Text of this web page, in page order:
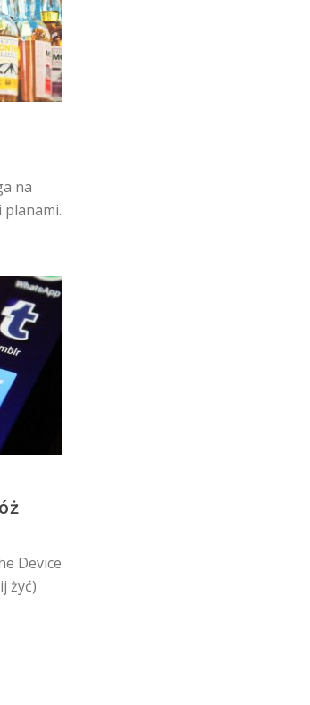
na
planami.
Device
żyć)